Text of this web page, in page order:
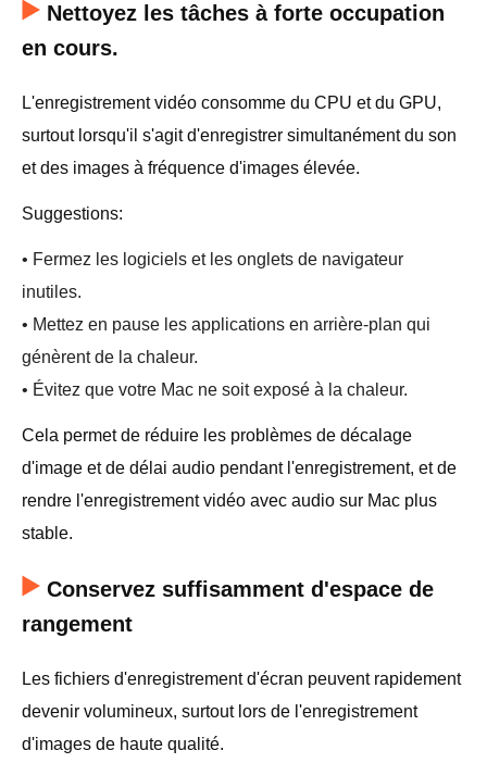
Nettoyez les tâches à forte occupation
en cours.
L'enregistrement vidéo consomme du CPU et du GPU,
surtout lorsqu'il s'agit d'enregistrer simultanément du son
et des images à fréquence d'images élevée.
Suggestions:
• Fermez les logiciels et les onglets de navigateur
inutiles.
• Mettez en pause les applications en arrière-plan qui
génèrent de la chaleur.
• Évitez que votre Mac ne soit exposé à la chaleur.
Cela permet de réduire les problèmes de décalage
d'image et de délai audio pendant l'enregistrement, et de
rendre l'enregistrement vidéo avec audio sur Mac plus
stable.
Conservez suffisamment d'espace de
rangement
Les fichiers d'enregistrement d'écran peuvent rapidement
devenir volumineux, surtout lors de l'enregistrement
d'images de haute qualité.